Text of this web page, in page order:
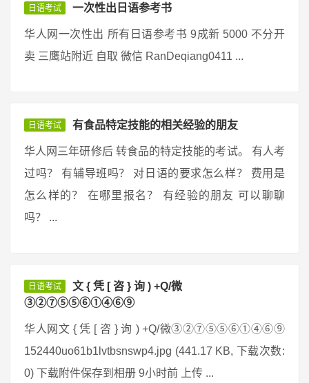
日语考试 一次性出日语参考书
华人网一次性出 所有日语参考书 9成新 5000 不分开
卖 三鹰站附近 自取 微信 RanDeqiang0411 ...
日语考试 有食品特定技能的相关经验的朋友
华人网三年研修后 转食品的特定技能的考试。 有人考
过吗？ 有辅导班吗？ 对日语的要求怎么样？ 费用是
怎么样的？ 在哪里报名？ 有经验的朋友 可以聊聊
吗？ ...
日语考试
文 { 凭 [ 咨 } 询 ) +Q/微
③②⑦⑤⑤⑥①④⑥⑨
华人网文 { 凭 [ 咨 } 询 ) +Q/微③②⑦⑤⑤⑥①④⑥⑨
152440uo61b1lvtbsnswp4.jpg (441.17 KB, 下载次数:
0) 下载附件保存到相册 9小时前 上传 ...